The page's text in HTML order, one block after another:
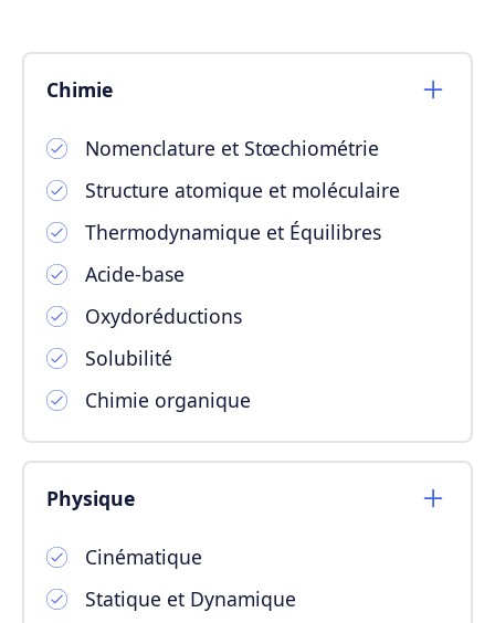
Chimie
Nomenclature et Stœchiométrie
Structure atomique et moléculaire
Thermodynamique et Équilibres
Acide-base
Oxydoréductions
Solubilité
Chimie organique
Physique
Cinématique
Statique et Dynamique